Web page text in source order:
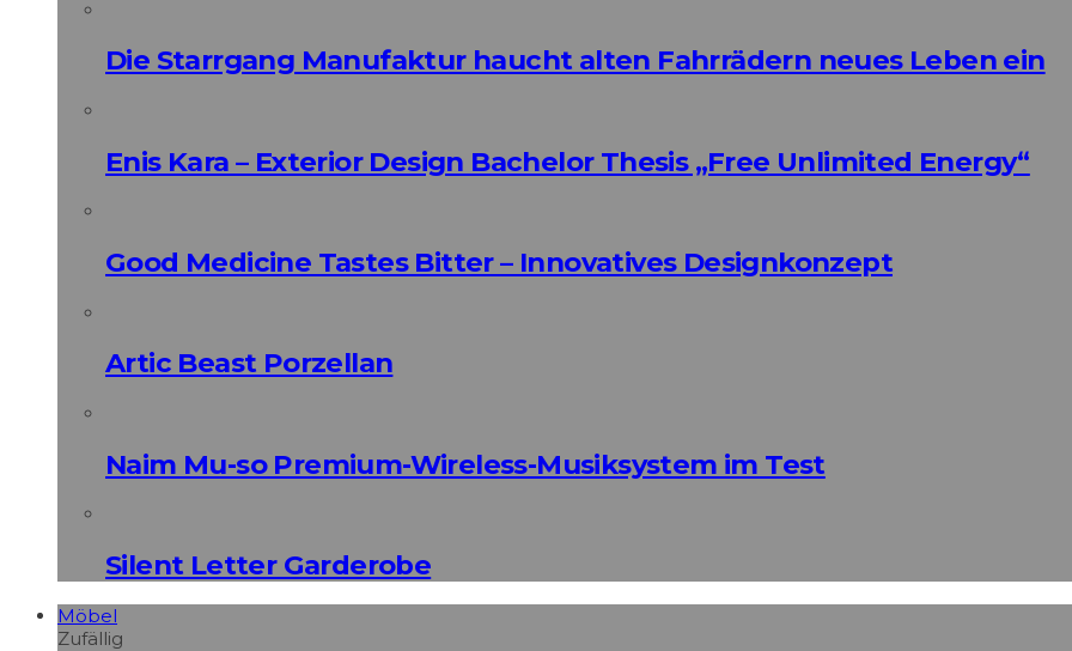
Die Starrgang Manufaktur haucht alten Fahrrädern neues Leben ein
Enis Kara – Exterior Design Bachelor Thesis „Free Unlimited Energy“
Good Medicine Tastes Bitter – Innovatives Designkonzept
Artic Beast Porzellan
Naim Mu-so Premium-Wireless-Musiksystem im Test
Silent Letter Garderobe
Möbel
Zufällig